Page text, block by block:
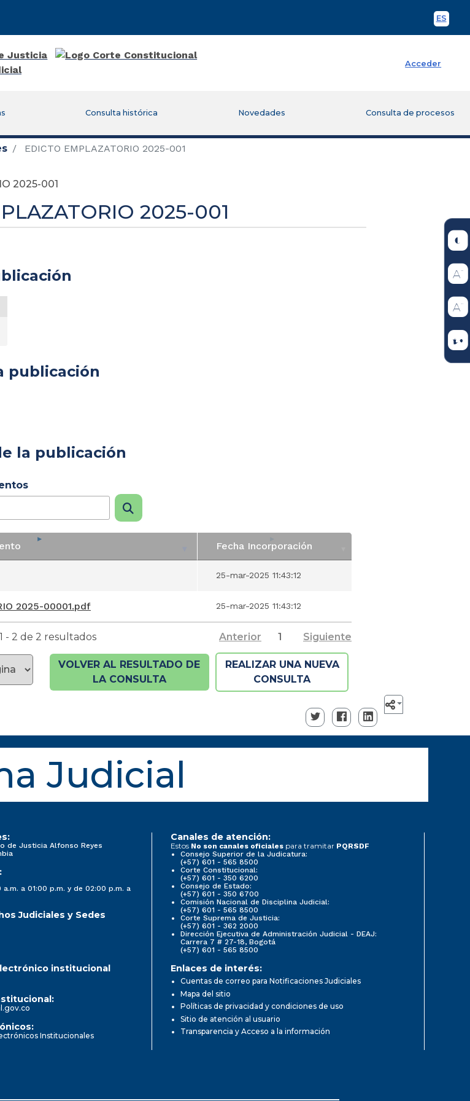
ES
Acceder
Consulta histórica Novedades Consulta de procesos
EDICTO EMPLAZATORIO 2025-001
2025-001
2025-001
publicación
la publicación
Fecha Incorporación
25-mar-2025 11:43:12
2025-00001.pdf 25-mar-2025 11:43:12
- 2 de 2 resultados Anterior 1 Siguiente
VOLVER AL RESULTADO DE
LA CONSULTA
REALIZAR UNA NUEVA
CONSULTA
Judicial
de Justicia Alfonso Reyes
a 01:00 p.m. y de 02:00 p.m. a
Judiciales y Sedes
Canales de atención:
Estos No son canales oficiales para tramitar PQRSDF
Consejo Superior de la Judicatura:
(+57) 601 - 565 8500
Corte Constitucional:
(+57) 601 - 350 6200
Consejo de Estado:
(+57) 601 - 350 6700
Comisión Nacional de Disciplina Judicial:
(+57) 601 - 565 8500
Corte Suprema de Justicia:
(+57) 601 - 362 2000
Dirección Ejecutiva de Administración Judicial - DEAJ:
Carrera 7 # 27-18, Bogotá
(+57) 601 - 565 8500
institucional
Institucionales
Enlaces de interés:
Cuentas de correo para Notificaciones Judiciales
Mapa del sitio
Políticas de privacidad y condiciones de uso
Sitio de atención al usuario
Transparencia y Acceso a la información